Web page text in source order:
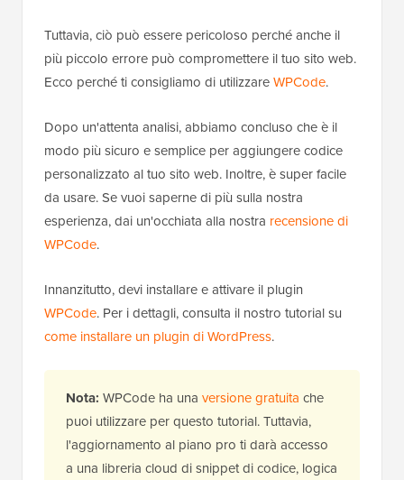
Tuttavia, ciò può essere pericoloso perché anche il
più piccolo errore può compromettere il tuo sito web.
Ecco perché ti consigliamo di utilizzareWPCode.
Dopo un'attenta analisi, abbiamo concluso che è il
modo più sicuro e semplice per aggiungere codice
personalizzato al tuo sito web. Inoltre, è super facile
da usare. Se vuoi saperne di più sulla nostra
esperienza, dai un'occhiata alla nostra recensione di
WPCode.
Innanzitutto, devi installare e attivare il plugin
WPCode. Per i dettagli, consulta il nostro tutorial su
come installare un plugin di WordPress.
Nota: WPCode ha una versione gratuita che
puoi utilizzare per questo tutorial. Tuttavia,
l'aggiornamento al piano pro ti darà accesso
a una libreria cloud di snippet di codice, logica